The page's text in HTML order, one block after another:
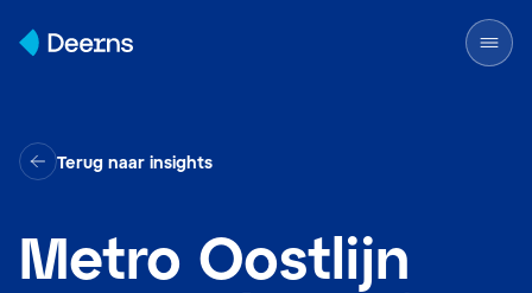
Terug naar insights
Metro Oostlijn